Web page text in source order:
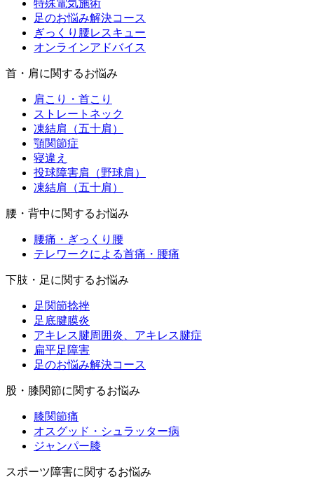
特殊電気施術
足のお悩み解決コース
ぎっくり腰レスキュー
オンラインアドバイス
首・肩に関するお悩み
肩こり・首こり
ストレートネック
凍結肩（五十肩）
顎関節症
寝違え
投球障害肩（野球肩）
凍結肩（五十肩）
腰・背中に関するお悩み
腰痛・ぎっくり腰
テレワークによる首痛・腰痛
下肢・足に関するお悩み
足関節捻挫
足底腱膜炎
アキレス腱周囲炎、アキレス腱症
扁平足障害
足のお悩み解決コース
股・膝関節に関するお悩み
膝関節痛
オスグッド・シュラッター病
ジャンパー膝
スポーツ障害に関するお悩み